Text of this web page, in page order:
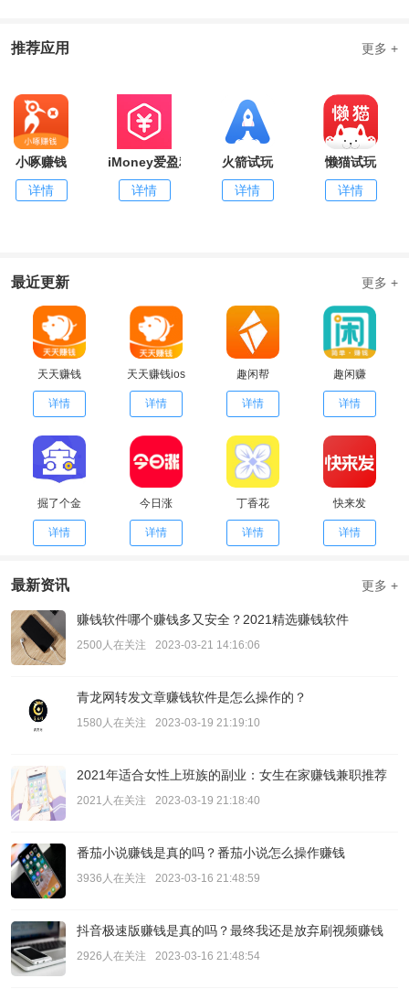
推荐应用 更多 +
小啄赚钱
详情
iMoney爱盈利
详情
火箭试玩
详情
懒猫试玩
详情
最近更新 更多 +
天天赚钱
详情
天天赚钱ios
详情
趣闲帮
详情
趣闲赚
详情
掘了个金
详情
今日涨
详情
丁香花
详情
快来发
详情
最新资讯 更多 +
赚钱软件哪个赚钱多又安全？2021精选赚钱软件
2500人在关注 2023-03-21 14:16:06
青龙网转发文章赚钱软件是怎么操作的？
1580人在关注 2023-03-19 21:19:10
2021年适合女性上班族的副业：女生在家赚钱兼职推荐
2021人在关注 2023-03-19 21:18:40
番茄小说赚钱是真的吗？番茄小说怎么操作赚钱
3936人在关注 2023-03-16 21:48:59
抖音极速版赚钱是真的吗？最终我还是放弃刷视频赚钱
2926人在关注 2023-03-16 21:48:54